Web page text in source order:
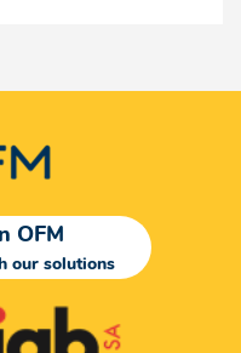
OFM
our solutions